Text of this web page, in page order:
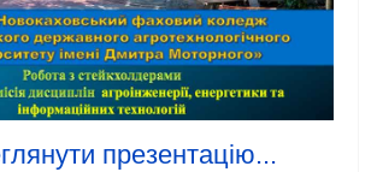
презентацію...